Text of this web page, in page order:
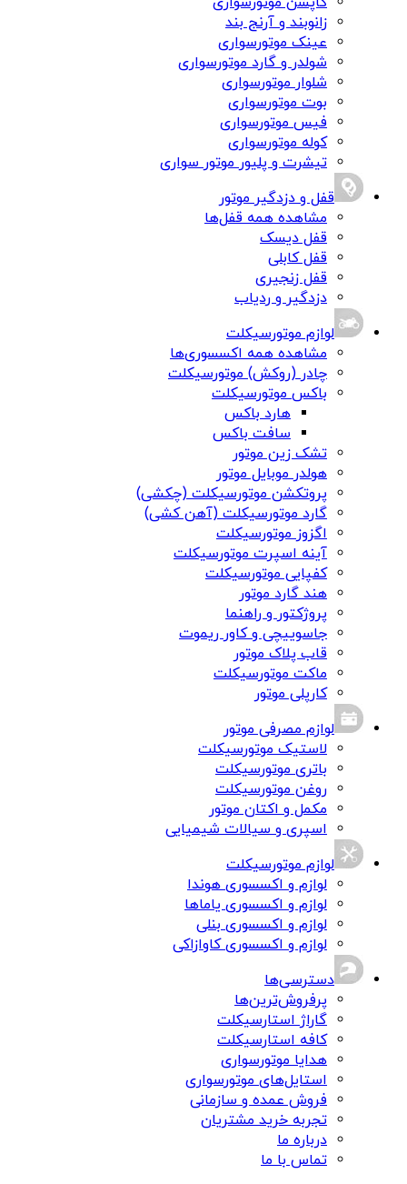
زانوبند و آرنج بند
عینک موتورسواری
شولدر و گارد موتورسواری
شلوار موتورسواری
بوت موتورسواری
فیس موتورسواری
کوله موتورسواری
تیشرت و پلیور موتور سواری
قفل و دزدگیر موتور
مشاهده همه قفل‌ها
قفل دیسک
قفل کابلی
قفل زنجیری
دزدگیر و ردیاب
لوازم موتورسیکلت
مشاهده همه اکسسوری‌ها
چادر (روکش) موتورسیکلت
باکس موتورسیکلت
هارد باکس
سافت باکس
تشک زین موتور
هولدر موبایل موتور
پروتکشن موتورسیکلت (چکشی)
گارد موتورسیکلت (آهن کشی)
اگزوز موتورسیکلت
آینه اسپرت موتورسیکلت
کفپایی موتورسیکلت
هند گارد موتور
پروژکتور و راهنما
جاسوییچی و کاور ریموت
قاب پلاک موتور
ماکت موتورسیکلت
کارپلی موتور
لوازم مصرفی موتور
لاستیک موتورسیکلت
باتری موتورسیکلت
روغن موتورسیکلت
مکمل و اکتان موتور
اسپری و سیالات شیمیایی
لوازم موتورسیکلت
لوازم و اکسسوری هوندا
لوازم و اکسسوری یاماها
لوازم و اکسسوری بنلی
لوازم و اکسسوری کاوازاکی
دسترسی‌ها
پرفروش‌ترین‌ها
گاراژ استارسیکلت
کافه استارسیکلت
هدایا موتورسواری
استایل‌های موتورسواری
فروش عمده و سازمانی
تجربه خرید مشتریان
درباره ما
تماس با ما